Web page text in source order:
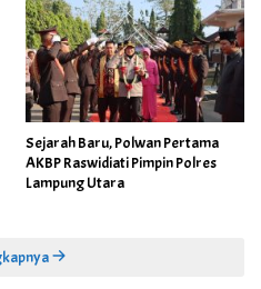
Sejarah Baru, Polwan Pertama
AKBP Raswidiati Pimpin Polres
Lampung Utara